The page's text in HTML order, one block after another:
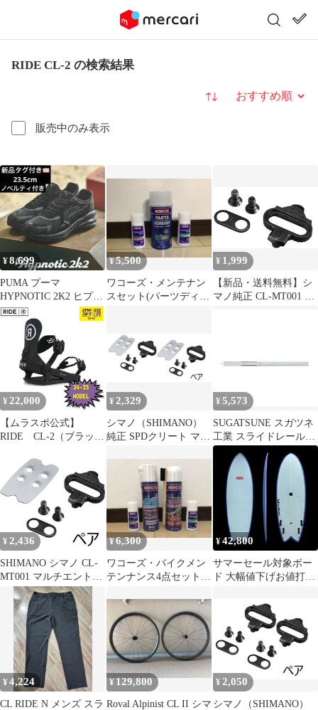
RIDE CL-2 の検索結果
販売中のみ表示
並び替え
¥8,699
PUMA プーマ
HYPNOTIC 2K2 ヒプノ
ティック 2K2 ブラッ
ク 黒
¥5,500
ワコーズ・メンテナン
スセット(パーツディグ
¥ 1,999
【新品・送料無料】シ
マノ純正 CL-MT001 マ
¥ 22,000
【ムラスポ公式】
RIDE CL-2（ブラッ
NEW レディース バ
インディング
42％OFF
¥ 2,329
シマノ（SHIMANO）
純正 SPDクリート マル
リートナット付属 CL-
¥ 5,573
SUGATSUNE スガツネ
工業 スライドレール
C301CL クローズロッ
クタイプ PAT 423：
438：224：443：458
190-034-455 C301-20CL
| ACCURIDE アキュラ
イド 建築金物 家具金物
部品 金具 金物 部品交
換
¥ 2,436
SHIMANO シマノ CL-
MT001 マルチエントリ
ータイプ クリートナッ
ト付属 ICLMT001A
¥6,300
ワコーズ・バイクメン
テンナンス4点セット
ンオイル2種)
¥42,800
サマーセール対象ボー
ド 大幅値下げお値打ち
MODERN FISH
BONZAR ライトブル
¥4,224
CL RIDE N メンズ スラ
¥129,800
Roval Alpinist CL II シマ
¥ 2,050
シマノ（SHIMANO）